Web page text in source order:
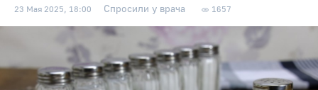
23 Мая 2025, 18:00 Спросили у врача 1657